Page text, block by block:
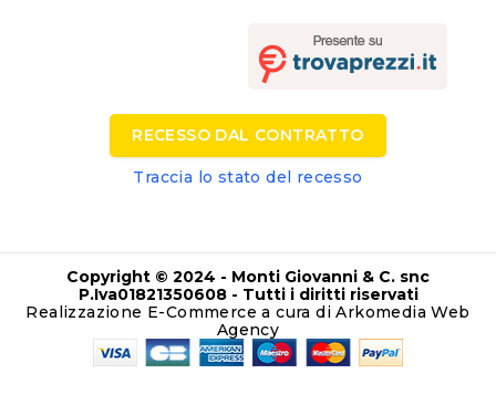
RECESSO DAL CONTRATTO
Traccia lo stato del recesso
Copyright © 2024 - Monti Giovanni & C. snc
P.Iva01821350608 - Tutti i diritti riservati
Realizzazione E-Commerce a cura di ArkomediaWeb
Agency